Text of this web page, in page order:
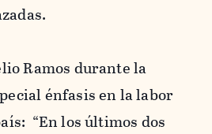
Ramos durante la
énfasis en la labor
“En los últimos dos